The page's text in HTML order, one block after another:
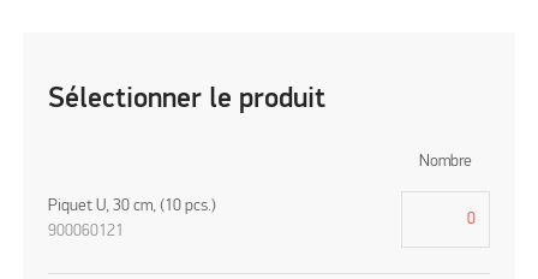
Sélectionner le produit
Nombre
Piquet U, 30 cm, (10 pcs.)
900060121